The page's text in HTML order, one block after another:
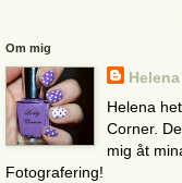
Om mig
Helena
Corner.
mig åt
Fotografering!